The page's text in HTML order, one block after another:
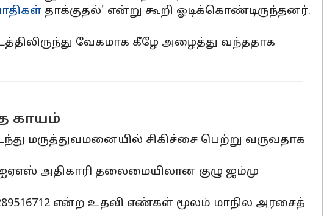
தாக்குதல்' என்று கூறி ஓடிக்கொண்டிருந்தனர்.
வேகமாக கீழே அழைத்து வந்ததாக
காயம்
மருத்துவமனையில் சிகிச்சை பெற்று வருவதாக
அதிகாரி தலைமையிலான குழு ஜம்மு
என்ற உதவி எண்கள் மூலம் மாநில அரசைத்